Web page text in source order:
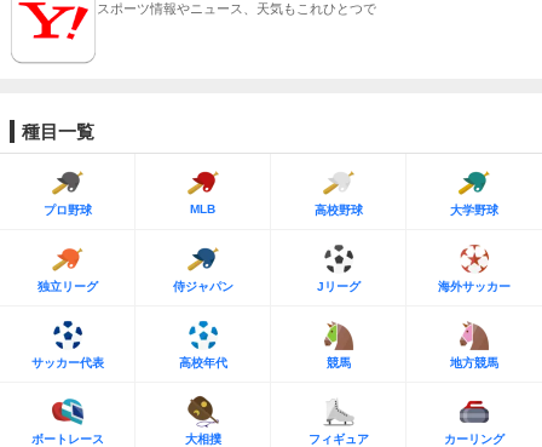
スポーツ情報やニュース、天気もこれひとつで
種目一覧
プロ野球 MLB 高校野球 大学野球
独立リーグ 侍ジャパン Jリーグ 海外サッカー
サッカー代表 高校年代 競馬 地方競馬
ボートレース 大相撲 フィギュア カーリング